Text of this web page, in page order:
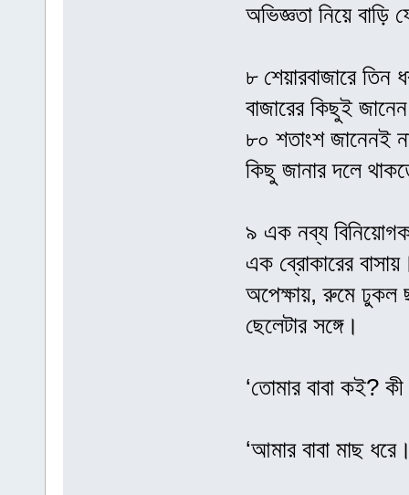
অভিজ্ঞতা নিয়ে বাড়ি
৮ শেয়ারবাজারে
বাজারের কিছুই
৮০ শতাংশ জানেনই
কিছু জানার দলে
৯ এক নব্য
এক ব্রোকারের
অপেক্ষায়, রুমে ঢুকল
ছেলেটার সঙ্গে।
‘তোমার বাবা কই?
‘আমার বাবা মাছ